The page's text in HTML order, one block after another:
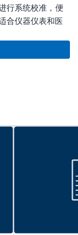
行系统校准，便
合仪器仪表和医